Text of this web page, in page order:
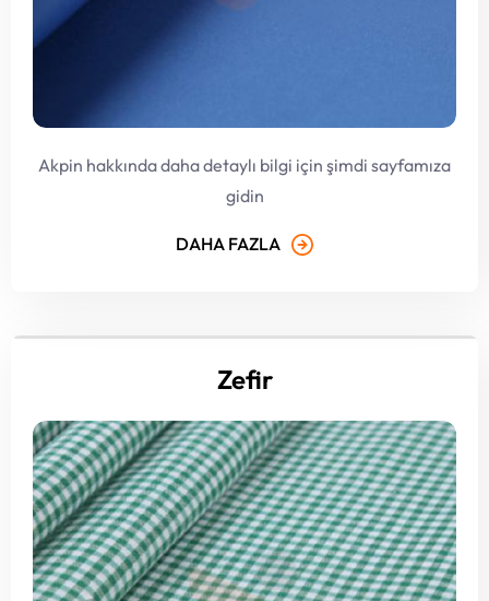
Akpin hakkında daha detaylı bilgi için şimdi sayfamıza
gidin
DAHA FAZLA
Zefir